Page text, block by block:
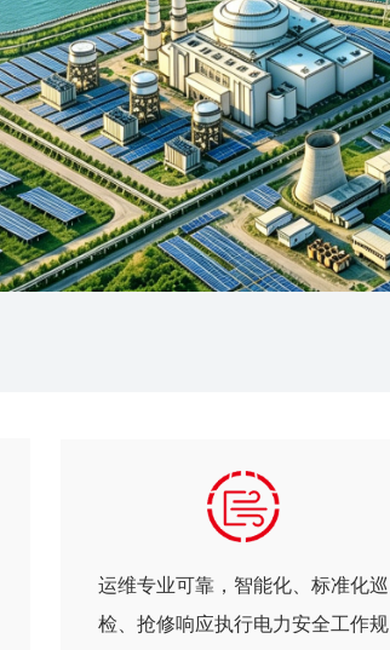
运维专业可靠，智能化、标准化巡
检、抢修响应执行电力安全工作规